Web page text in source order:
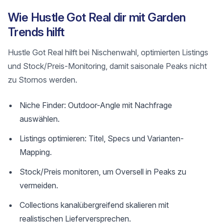
Wie Hustle Got Real dir mit Garden
Trends hilft
Hustle Got Real hilft bei Nischenwahl, optimierten Listings
und Stock/Preis-Monitoring, damit saisonale Peaks nicht
zu Stornos werden.
Niche Finder: Outdoor-Angle mit Nachfrage
auswählen.
Listings optimieren: Titel, Specs und Varianten-
Mapping.
Stock/Preis monitoren, um Oversell in Peaks zu
vermeiden.
Collections kanalübergreifend skalieren mit
realistischen Lieferversprechen.